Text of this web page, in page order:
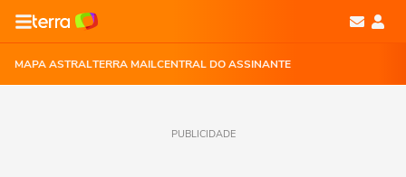
MAPA ASTRALTERRA MAILCENTRAL DO ASSINANTE
PUBLICIDADE